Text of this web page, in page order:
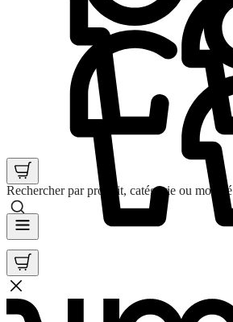
Rechercher par produit, catégorie ou mot clé